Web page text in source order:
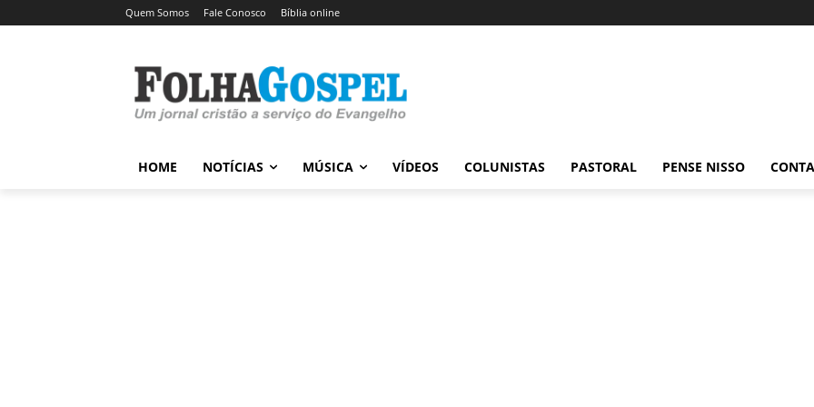
Quem Somos Fale Conosco Bíblia online
HOME NOTÍCIAS MÚSICA VÍDEOS COLUNISTAS PASTORAL PENSE NISSO